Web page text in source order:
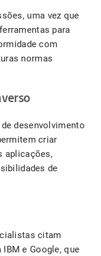
uma vez que
para
com
normas
desenvolvimento
criar
aplicações,
de
citam
e Google, que